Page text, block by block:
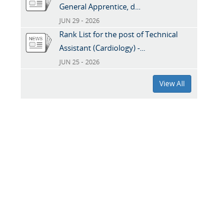
General Apprentice, d...
JUN 29 - 2026
Rank List for the post of Technical
Assistant (Cardiology) -...
JUN 25 - 2026
View All